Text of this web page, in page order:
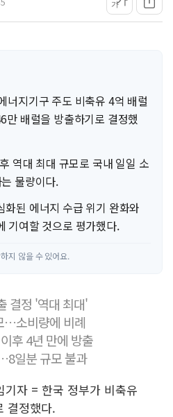
가
너지기구 주도 비축유 4억 배럴
만 배럴을 방출하기로 결정했
역대 최대 규모로 국내 일일 소
물량이다.
화된 에너지 수급 위기 완화와
기여할 것으로 평가했다.
지 않을 수 있어요.
결정 '역대 최대'
…소비량에 비례
후 4년 만에 방출
일분 규모 불과
자 = 한국 정부가 비축유
결정했다.